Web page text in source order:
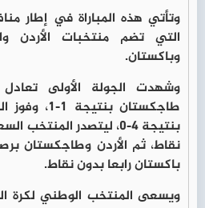
وتأتي هذه المباراة في إطار
التي تضم منتخبات الأردن
وباكستان.
وشهدت الجولة الأولى
طاجكستان
نقاط، ثم الأردن وطاجكستان
باكستان رابعا بدون نقاط.
ويسعى المنتخب الوطني لكرة